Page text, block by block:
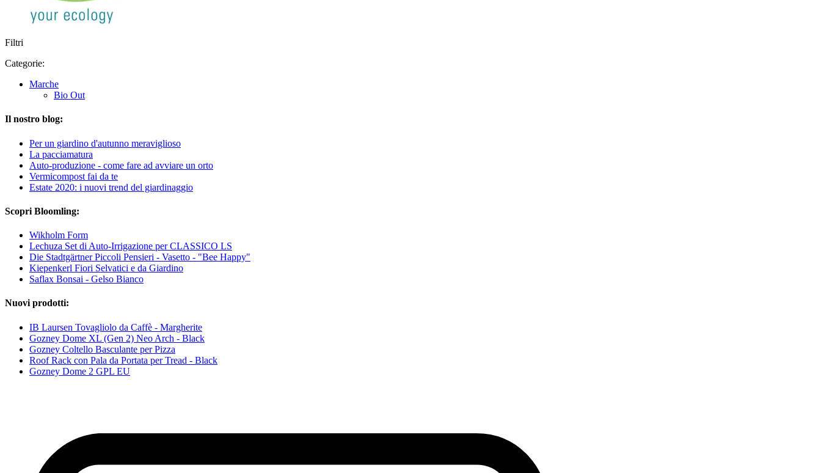
Filtri
Categorie:
Marche
Bio Out
Il nostro blog:
Per un giardino d'autunno meraviglioso
La pacciamatura
Auto-produzione - come fare ad avviare un orto
Vermicompost fai da te
Estate 2020: i nuovi trend del giardinaggio
Scopri Bloomling:
Wikholm Form
Lechuza Set di Auto-Irrigazione per CLASSICO LS
Die Stadtgärtner Piccoli Pensieri - Vasetto - "Bee Happy"
Kiepenkerl Fiori Selvatici e da Giardino
Saflax Bonsai - Gelso Bianco
Nuovi prodotti:
IB Laursen Tovagliolo da Caffè - Margherite
Gozney Dome XL (Gen 2) Neo Arch - Black
Gozney Coltello Basculante per Pizza
Roof Rack con Pala da Portata per Tread - Black
Gozney Dome 2 GPL EU